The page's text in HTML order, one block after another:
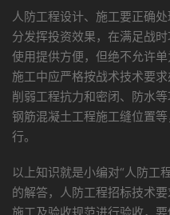
人防工程设计、施工要正确
分发挥投资效果，在满足战
使用提供方便，但绝不允许
施工中应严格按战术技术要
削弱工程抗力和密闭、防水
钢筋混凝土工程施工缝位置
行。
以上知识就是小编对“人防工
的解答，人防工程招标技术